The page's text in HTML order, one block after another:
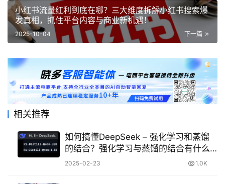
小红书流量红利到底在哪？三大维度拆解小红书搜索爆
发真相，抓住平台内容与商业新机遇！
下一篇
2025-10-04
相关推荐
如何搞懂DeepSeek – 强化学习和蒸馏
的结合？强化学习与蒸馏的结合有什么
优势？
2025-02-23 1.0K